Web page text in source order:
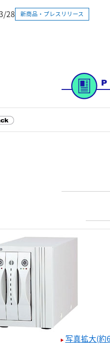
28 新商品・プレスリリース
写真拡大(約